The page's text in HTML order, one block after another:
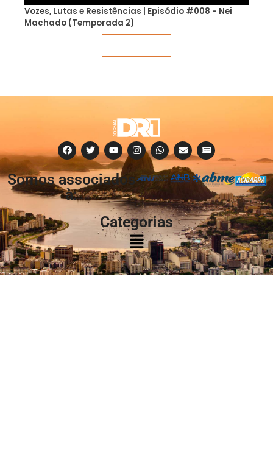
Vozes, Lutas e Resistências | Episódio #008 - Nei
Machado (Temporada 2)
Somos associados
à:
Categorias